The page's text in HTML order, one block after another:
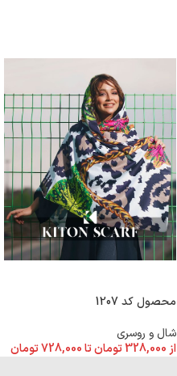
محصول کد 1207
شال و روسری
از 328,000تومانتا728,000تومان